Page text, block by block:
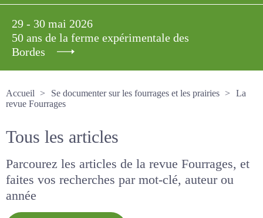
29 - 30 mai 2026
50 ans de la ferme expérimentale des
Bordes
Accueil
Se documenter sur les fourrages et les prairies
La revue Fourrages
Tous les articles
Parcourez les articles de la revue Fourrages, et
faites vos recherches par mot-clé, auteur ou
année